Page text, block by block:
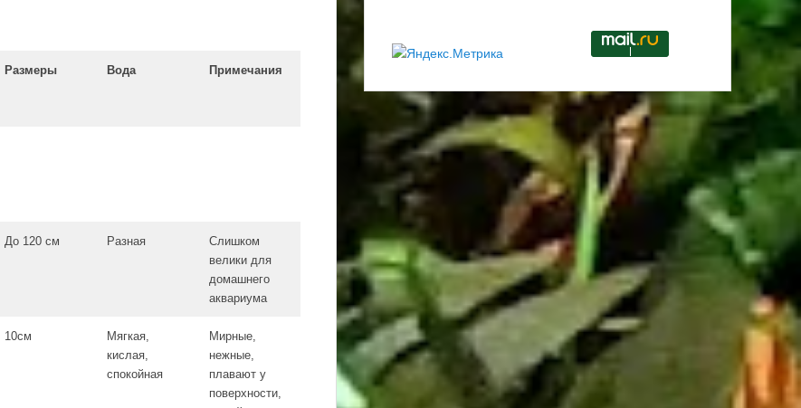
Размеры Вода Примечания
До 120 см Разная
Слишком
велики для
домашнего
аквариума
10см
Мягкая,
кислая,
спокойная
Мирные,
нежные,
плавают у
поверхности,